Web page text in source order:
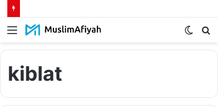
Menu
Switch
kiblat